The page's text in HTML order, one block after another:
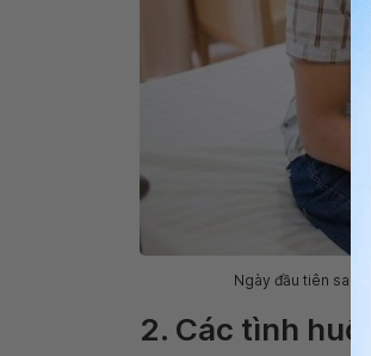
Ngày đầu tiên sau
2. Các tình